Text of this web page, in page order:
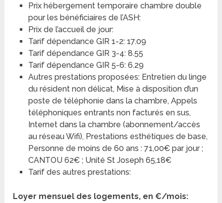
Prix hébergement temporaire chambre double
pour les bénéficiaires de l’ASH:
Prix de l’accueil de jour:
Tarif dépendance GIR 1-2: 17.09
Tarif dépendance GIR 3-4: 8.55
Tarif dépendance GIR 5-6: 6.29
Autres prestations proposées: Entretien du linge
du résident non délicat, Mise à disposition d’un
poste de téléphonie dans la chambre, Appels
téléphoniques entrants non facturés en sus,
Internet dans la chambre (abonnement/accès
au réseau Wifi), Prestations esthétiques de base,
Personne de moins de 60 ans : 71,00€ par jour ;
CANTOU 62€ ; Unité St Joseph 65,18€
Tarif des autres prestations:
Loyer mensuel des logements, en €/mois: